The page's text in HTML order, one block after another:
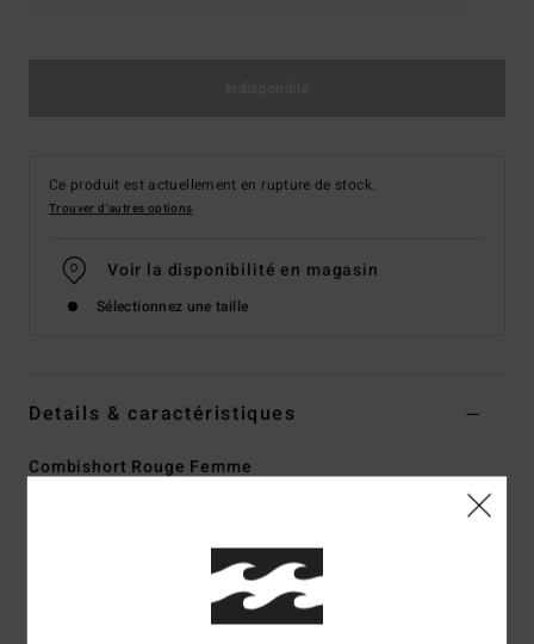
Ce produit est actuellement en rupture de stock.
Trouver d'autres options
Voir la disponibilité en magasin
Sélectionnez une taille
Details & caractéristiques
Combishort Rouge Femme
Double gaze de coton